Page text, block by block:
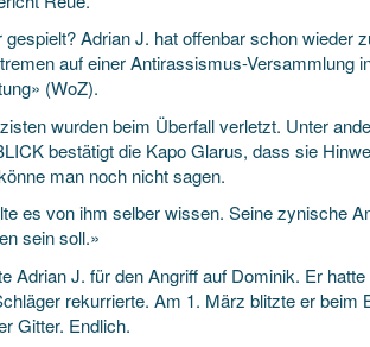
gespielt? Adrian J. hat offenbar schon wieder
auf einer Antirassismus-Versammlung
(WoZ).
wurden beim Überfall verletzt. Unter
bestätigt die Kapo Glarus, dass sie
man noch nicht sagen.
es von ihm selber wissen. Seine zynische
sein soll.»
Adrian J. für den Angriff auf Dominik. Er
rekurrierte. Am 1. März blitzte er
Gitter. Endlich.